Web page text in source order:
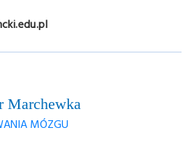
Marchewka
MÓZGU